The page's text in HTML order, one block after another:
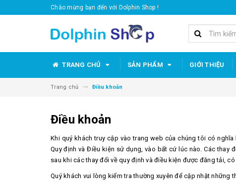
Chào mừng bạn đến với Dolphin Shop !
TRANG CHỦ SẢN PHẨM GIỚI THIỆU
Trang chủ Điều khoản
Điều khoản
Khi quý khách truy cập vào trang web của chúng tôi có
Quy định và Điều kiện sử dụng, vào bất cứ lúc nào. Các
sau khi các thay đổi về quy định và điều kiện được đăng tải,
Quý khách vui lòng kiểm tra thường xuyên để cập nhật những